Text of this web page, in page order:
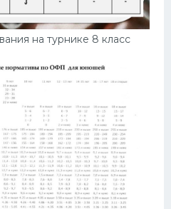
на турнике 8 класс